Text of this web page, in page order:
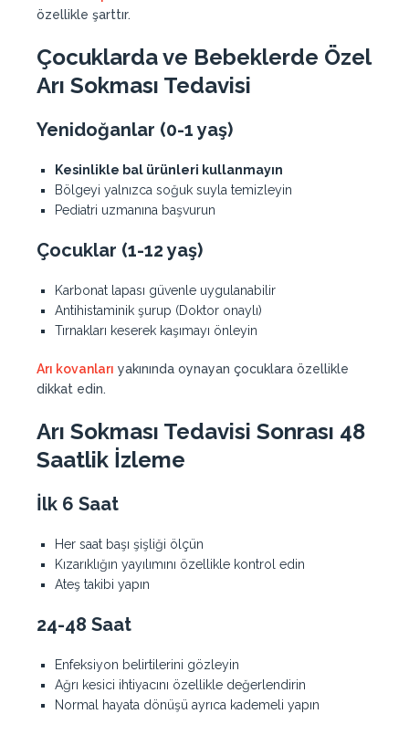
özellikle şarttır.
Çocuklarda ve Bebeklerde Özel
Arı Sokması Tedavisi
Yenidoğanlar (0-1 yaş)
Kesinlikle bal ürünleri kullanmayın
Bölgeyi yalnızca soğuk suyla temizleyin
Pediatri uzmanına başvurun
Çocuklar (1-12 yaş)
Karbonat lapası güvenle uygulanabilir
Antihistaminik şurup (Doktor onaylı)
Tırnakları keserek kaşımayı önleyin
Arı kovanları yakınında oynayan çocuklara özellikle
dikkat edin.
Arı Sokması Tedavisi Sonrası 48
Saatlik İzleme
İlk 6 Saat
Her saat başı şişliği ölçün
Kızarıklığın yayılımını özellikle kontrol edin
Ateş takibi yapın
24-48 Saat
Enfeksiyon belirtilerini gözleyin
Ağrı kesici ihtiyacını özellikle değerlendirin
Normal hayata dönüşü ayrıca kademeli yapın